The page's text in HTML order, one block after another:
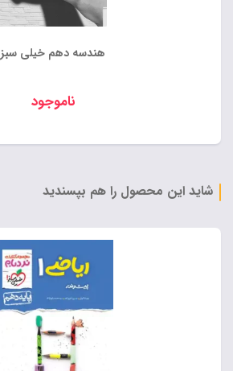
هندسه دهم خیلی سبز
ناموجود
شاید این محصول را هم بپسندید